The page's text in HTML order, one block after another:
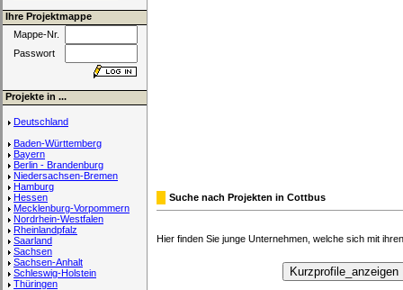
Ihre Projektmappe
Mappe-Nr.
Passwort
Projekte in ...
Deutschland
Baden-Württemberg
Bayern
Berlin - Brandenburg
Niedersachsen-Bremen
Hamburg
Hessen
Mecklenburg-Vorpommern
Nordrhein-Westfalen
Rheinlandpfalz
Saarland
Sachsen
Sachsen-Anhalt
Schleswig-Holstein
Thüringen
Suche nach Projekten in Cottbus
Hier finden Sie junge Unternehmen, welche sich mit